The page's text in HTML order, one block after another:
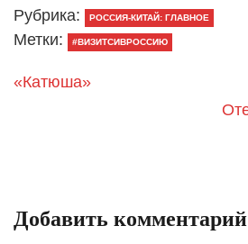
Рубрика: РОССИЯ-КИТАЙ: ГЛАВНОЕ
Метки: #ВИЗИТСИВРОССИЮ
«Катюша»
Добавить комментарий